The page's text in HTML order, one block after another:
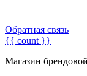
Обратная связь
{{ count }}
Магазин